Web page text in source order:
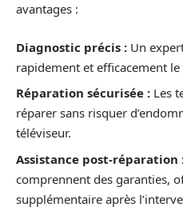
avantages :
Diagnostic précis : Un
rapidement et efficacement
Réparation sécurisée : Les
réparer sans risquer
téléviseur.
Assistance post-réparation
comprennent des garanties,
supplémentaire après